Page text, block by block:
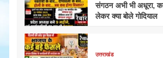
संगठन अभी भी अधूरा,
लेकर क्या बोले गोदियाल
उत्तराखंड